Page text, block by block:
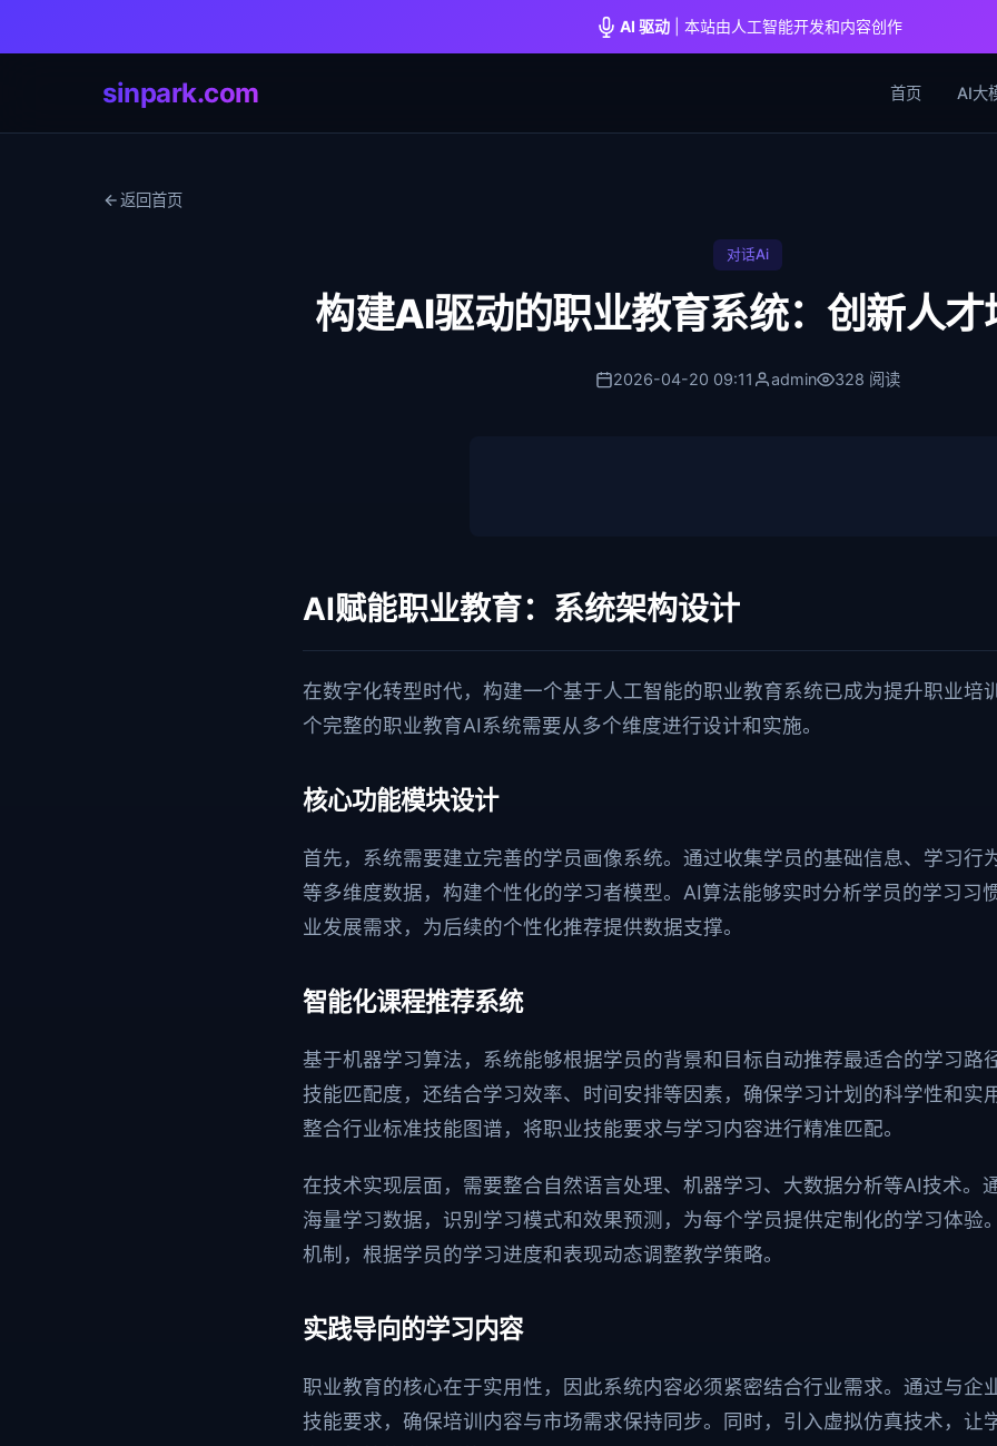
AI 驱动 | 本站由人工智能开发和内容创作
sinpark.com 首页 AI大
返回首页
对话Ai
构建AI驱动的职业教育系统：创新人才
2026-04-20 09:11 admin 328 阅读
AI赋能职业教育：系统架构设计
在数字化转型时代，构建一个基于人工智能的职业教育系统已成为提升职业培
个完整的职业教育AI系统需要从多个维度进行设计和实施。
核心功能模块设计
首先，系统需要建立完善的学员画像系统。通过收集学员的基础信息、学习行
等多维度数据，构建个性化的学习者模型。AI算法能够实时分析学员的学习习
业发展需求，为后续的个性化推荐提供数据支撑。
智能化课程推荐系统
基于机器学习算法，系统能够根据学员的背景和目标自动推荐最适合的学习路
技能匹配度，还结合学习效率、时间安排等因素，确保学习计划的科学性和实
整合行业标准技能图谱，将职业技能要求与学习内容进行精准匹配。
在技术实现层面，需要整合自然语言处理、机器学习、大数据分析等AI技术。
海量学习数据，识别学习模式和效果预测，为每个学员提供定制化的学习体验
机制，根据学员的学习进度和表现动态调整教学策略。
实践导向的学习内容
职业教育的核心在于实用性，因此系统内容必须紧密结合行业需求。通过与企
技能要求，确保培训内容与市场需求保持同步。同时，引入虚拟仿真技术，让